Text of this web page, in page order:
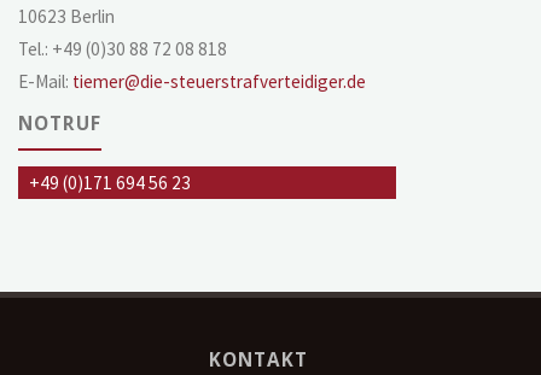
10623 Berlin
Tel.: +49 (0)30 88 72 08 818
E-Mail: tiemer@die-steuerstrafverteidiger.de
NOTRUF
+49 (0)171 694 56 23
KONTAKT